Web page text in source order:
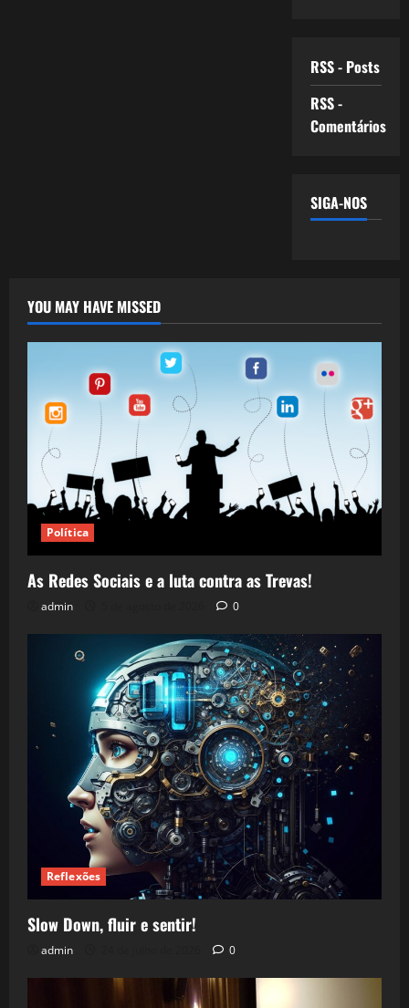
RSS - Posts
RSS -
Comentários
SIGA-NOS
YOU MAY HAVE MISSED
Política
As Redes Sociais e a luta contra as Trevas!
admin 0
Reflexões
Slow Down, fluir e sentir!
admin 0